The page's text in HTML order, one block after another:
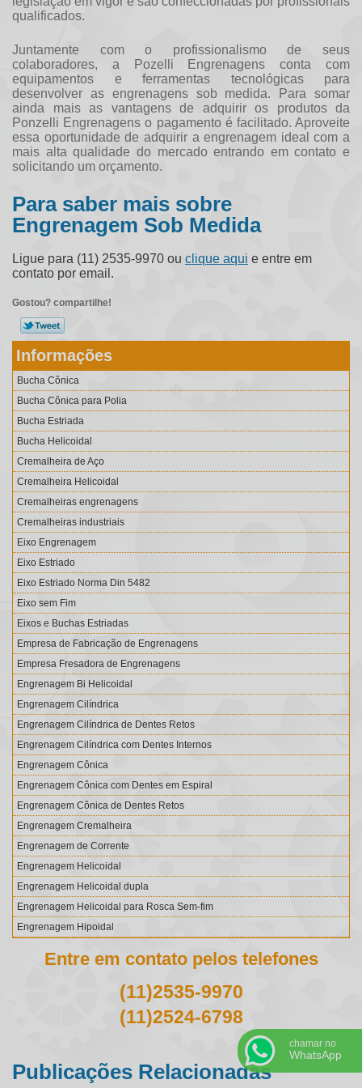
qualificados.
Juntamente com o profissionalismo de seus
colaboradores, a Pozelli Engrenagens conta com
equipamentos e ferramentas tecnológicas para
desenvolver as engrenagens sob medida. Para somar
ainda mais as vantagens de adquirir os produtos da
Ponzelli Engrenagens o pagamento é facilitado. Aproveite
essa oportunidade de adquirir a engrenagem ideal com a
mais alta qualidade do mercado entrando em contato e
solicitando um orçamento.
Para saber mais sobre
Engrenagem Sob Medida
Ligue para (11) 2535-9970 ou clique aqui e entre em
contato por email.
Gostou? compartilhe!
Informações
Bucha Cônica
Bucha Cônica para Polia
Bucha Estriada
Bucha Helicoidal
Cremalheira de Aço
Cremalheira Helicoidal
Cremalheiras engrenagens
Cremalheiras industriais
Eixo Engrenagem
Eixo Estriado
Eixo Estriado Norma Din 5482
Eixo sem Fim
Eixos e Buchas Estriadas
Empresa de Fabricação de Engrenagens
Empresa Fresadora de Engrenagens
Engrenagem Bi Helicoidal
Engrenagem Cilíndrica
Engrenagem Cilíndrica de Dentes Retos
Engrenagem Cilíndrica com Dentes Internos
Engrenagem Cônica
Engrenagem Cônica com Dentes em Espiral
Engrenagem Cônica de Dentes Retos
Engrenagem Cremalheira
Engrenagem de Corrente
Engrenagem Helicoidal
Engrenagem Helicoidal dupla
Engrenagem Helicoidal para Rosca Sem-fim
Engrenagem Hipoidal
Engrenagem para Corrente Silenciosa
Engrenagem para Redutor
Engrenagem Rosca sem Fim
Engrenagens Cilíndricas com Dentes em V
Entre em contato pelos telefones
(11)2535-9970
(11)2524-6798
Publicações Relacionadas
chamar no
WhatsApp